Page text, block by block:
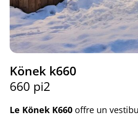
Könek k660
660 pi2
Le Könek K660 offre un